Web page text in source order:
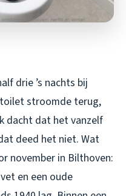
drie ’s nachts bij
toilet stroomde terug,
dacht dat het vanzelf
deed het niet. Wat
november in Bilthoven:
en een oude